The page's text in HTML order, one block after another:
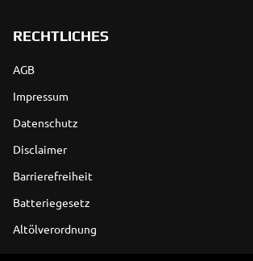
RECHTLICHES
AGB
Impressum
Datenschutz
Disclaimer
Barrierefreiheit
Batteriegesetz
Altölverordnung